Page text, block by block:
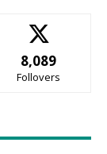
8,089
Follovers